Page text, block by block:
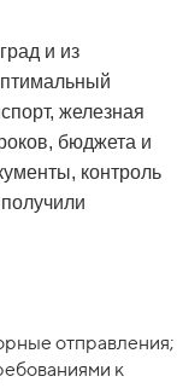
и из
железная
бюджета и
контроль
отправления;
к